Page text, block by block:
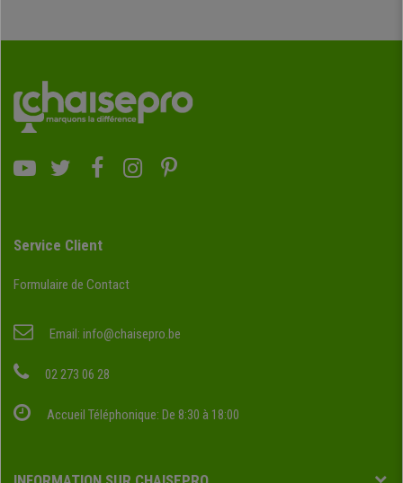
Service Client
Formulaire de Contact
Email: info@chaisepro.be
02 273 06 28
Accueil Téléphonique: De 8:30 à 18:00